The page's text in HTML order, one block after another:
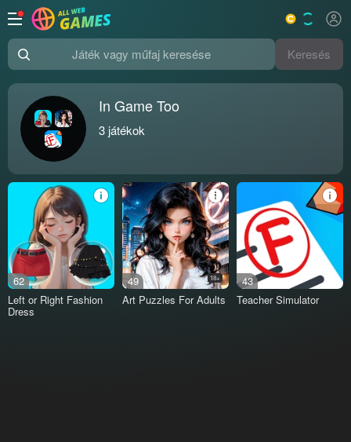
Játék vagy műfaj keresése Keresés
In Game Too
3 játékok
62
Left or Right Fashion
Dress
49 18+
Art Puzzles For Adults
43
Teacher Simulator